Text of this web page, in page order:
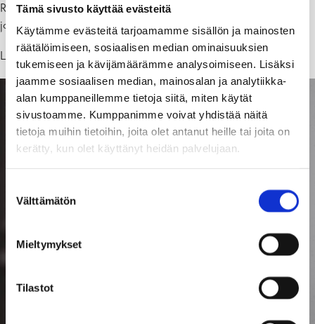
Tämä sivusto käyttää evästeitä
Käytämme evästeitä tarjoamamme sisällön ja mainosten
räätälöimiseen, sosiaalisen median ominaisuuksien
tukemiseen ja kävijämäärämme analysoimiseen. Lisäksi
jaamme sosiaalisen median, mainosalan ja analytiikka-
alan kumppaneillemme tietoja siitä, miten käytät
sivustoamme. Kumppanimme voivat yhdistää näitä
tietoja muihin tietoihin, joita olet antanut heille tai joita on
kerätty, kun olet käyttänyt heidän palvelujaan.
valinta
Välttämätön
Mieltymykset
Tilastot
Raatihuoneentorin laidalla Tammisaaressa sunnuntaina 24.
joulukuuta klo 14.
Lämpimästi tervetuloa mukaan!